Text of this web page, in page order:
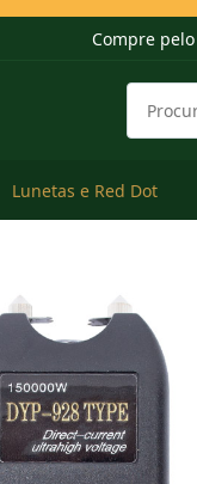
Compre
Lunetas e Red Dot